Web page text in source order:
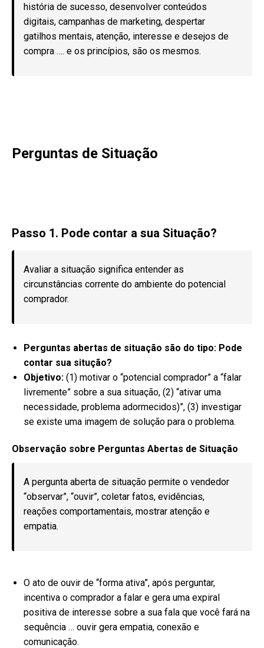
história de sucesso, desenvolver conteúdos
digitais, campanhas de marketing, despertar
gatilhos mentais, atenção, interesse e desejos de
compra …. e os princípios, são os mesmos.
Perguntas de Situação
Passo 1. Pode contar a sua Situação?
Avaliar a situação significa entender as
circunstâncias corrente do ambiente do potencial
comprador.
Perguntas abertas de situação são do tipo: Pode
contar sua situção?
Objetivo: (1) motivar o “potencial comprador” a “falar
livremente” sobre a sua situação, (2) “ativar uma
necessidade, problema adormecidos)”, (3) investigar
se existe uma imagem de solução para o problema.
Observação sobre Perguntas Abertas de Situação
A pergunta aberta de situação permite o vendedor
“observar”, “ouvir”, coletar fatos, evidências,
reações comportamentais, mostrar atenção e
empatia.
O ato de ouvir de “forma ativa”, após perguntar,
incentiva o comprador a falar e gera uma expiral
positiva de interesse sobre a sua fala que você fará na
sequência … ouvir gera empatia, conexão e
comunicação.